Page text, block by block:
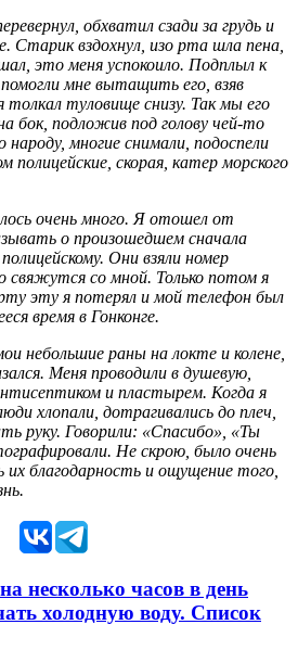
обхватил сзади за грудь и
Старик вздохнул, изо рта шла пена,
это меня успокоило. Подплыл к
мне вытащить его, взяв
туловище снизу. Так мы его
бок, подложив под голову чей-то
народу, многие снимали, подоспели
полицейские, скорая, катер морского
очень много. Я отошел от
о произошедшем сначала
Они взяли номер
свяжутся со мной. Только потом я
эту я потерял и мой телефон был
время в Гонконге.
небольшие раны на локте и колене,
Меня проводили в душевую,
и пластырем. Когда я
хлопали, дотрагивались до плеч,
руку. Говорили: «Спасибо», «Ты
Не скрою, было очень
благодарность и ощущение того,
несколько часов в день
холодную воду. Список